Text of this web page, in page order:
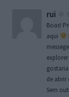
rui
Boas!
aqui
de abrir
Sem